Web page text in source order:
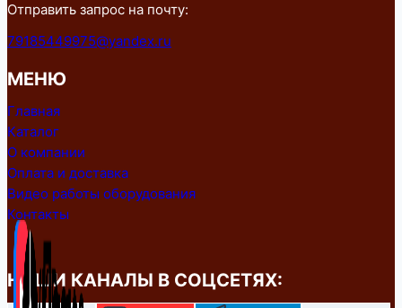
Отправить запрос на почту:
79185449975@yandex.ru
МЕНЮ
Главная
Каталог
О компании
Оплата и доставка
Видео работы оборудования
Контакты
НАШИ КАНАЛЫ В СОЦСЕТЯХ: